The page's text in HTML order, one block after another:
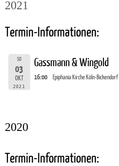
2021
Termin-Informationen:
SO
03
OKT
2021
Gassmann & Wingold
16:00 Epiphania Kirche Köln-Bickendorf
2020
Termin-Informationen: